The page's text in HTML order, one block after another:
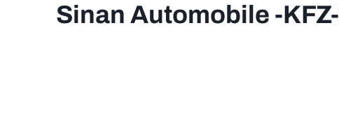
Sinan Automobile -